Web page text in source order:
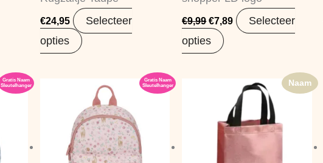
€24,95
Selecteer
opties
€9,99 €7,89
Selecteer
opties
Gratis Naam
Sleutelhanger
Gratis Naam
Sleutelhanger
Naam